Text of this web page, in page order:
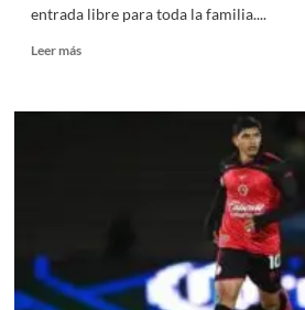
entrada libre para toda la familia....
Leer másRead
Invita
de